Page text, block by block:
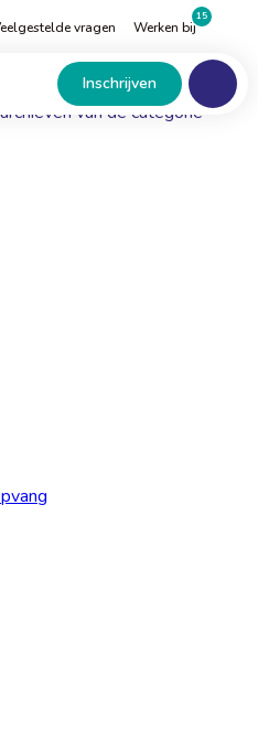
vragen Werken bij
15
Inschrijven
Menu
van de categorie